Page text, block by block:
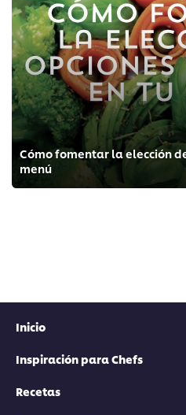
Cómo fomentar la elección
menú
Inicio
Inspiración para Chefs
Recetas